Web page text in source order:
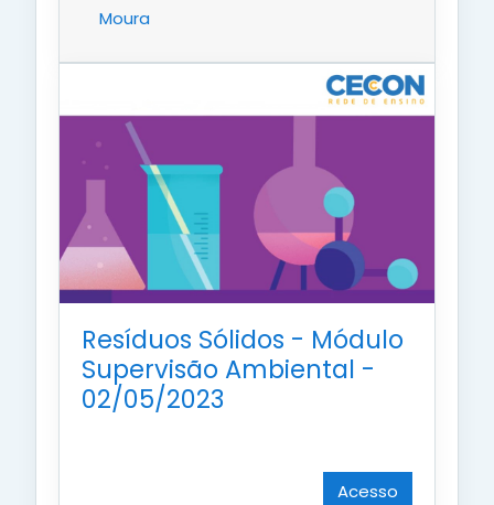
Moura
Resíduos Sólidos - Módulo
Supervisão Ambiental -
02/05/2023
Acesso